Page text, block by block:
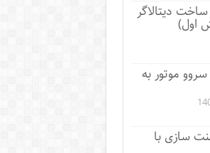
دیتالاگر
اول)
موتور به
سازی با